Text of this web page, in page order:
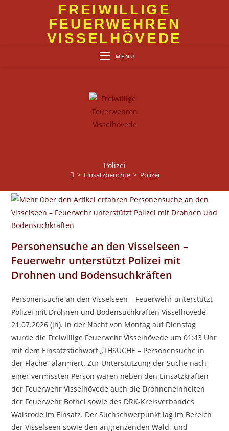
FREIWILLIGE
FEUERWEHREN
VISSELHÖVEDE
MENÜ
Polizei
> Einsatzberichte > Polizei
Personensuche an den Visselseen –
Feuerwehr unterstützt Polizei mit
Drohnen und Bodensuchkräften
Personensuche an den Visselseen – Feuerwehr unterstützt
Polizei mit Drohnen und Bodensuchkräften Visselhövede,
21.07.2026 (jh). In der Nacht von Montag auf Dienstag
wurde die Freiwillige Feuerwehr Visselhövede um 01:43 Uhr
mit dem Einsatzstichwort „THSUCHE – Personensuche in
der Fläche“ alarmiert. Zur Unterstützung der Suche nach
einer vermissten Person waren neben den Einsatzkräften
der Feuerwehr Visselhövede auch die Drohneneinheiten
der Feuerwehr Bothel sowie des DRK-Kreisverbandes
Walsrode im Einsatz. Der Suchschwerpunkt lag im Bereich
der Visselseen sowie den angrenzenden Wald- und